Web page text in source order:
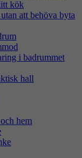
kök
att behöva byta
i badrummet
hall
hem